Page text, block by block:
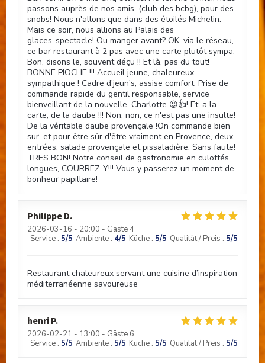
passons auprès de nos amis, (club des bcbg), pour des
snobs! Nous n'allons que dans des étoilés Michelin.
Mais ce soir, nous allions au Palais des
glaces..spectacle! Ou manger avant? OK, via le réseau,
ce bar restaurant à 2 pas avec une carte plutôt sympa.
Bon, disons le, souvent déçu !! Et là, pas du tout!
BONNE PIOCHE !!! Accueil jeune, chaleureux,
sympathique ! Cadre d'jeun's, assise comfort. Prise de
commande rapide du gentil responsable, service
bienveillant de la nouvelle, Charlotte 😉👍! Et, a la
carte, de la daube !!! Non, non, ce n'est pas une insulte!
De la véritable daube provençale !On commande bien
sur, et pour être sûr d'être vraiment en Provence, deux
entrées: salade provençale et pissaladière. Sans faute!
TRES BON! Notre conseil de gastronomie en culottés
longues, COURREZ-Y!!! Vous y passerez un moment de
bonheur papillaire!
Philippe D
2026-03-16 - 20:00 - Gäste 4
Service : 5/5 Ambiente : 4/5 Küche : 5/5 Qualität / Preis : 5/5
Restaurant chaleureux servant une cuisine d’inspiration
méditerranéenne savoureuse
henri P
2026-02-21 - 13:00 - Gäste 6
Service : 5/5 Ambiente : 5/5 Küche : 5/5 Qualität / Preis : 5/5
Brasserie Valma